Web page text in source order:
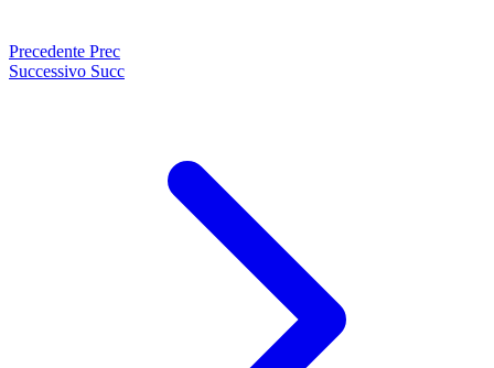
Precedente Prec
Successivo Succ